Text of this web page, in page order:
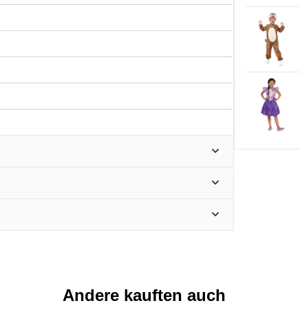
Andere kauften auch